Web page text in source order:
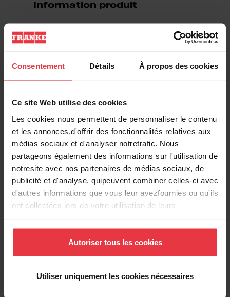
Consentement Détails À propos des cookies
Ce site Web utilise des cookies
Les cookies nous permettent de personnaliser le contenu
et les annonces,d'offrir des fonctionnalités relatives aux
médias sociaux et d'analyser notretrafic. Nous
partageons également des informations sur l'utilisation de
notresite avec nos partenaires de médias sociaux, de
publicité et d'analyse, quipeuvent combiner celles-ci avec
d'autres informations que vous leur avezfournies ou qu'ils
ont collectées lors de votre utilisation de leurs
continuez à utiliser notre site Web.
Autoriser tous les cookies
Utiliser uniquement les cookies nécessaires
Information produit
EAN/UPC 7612985951890
Type d'évier Évier
Nombre de cuvettes 1
Informations supplémentaires
Téléchargements